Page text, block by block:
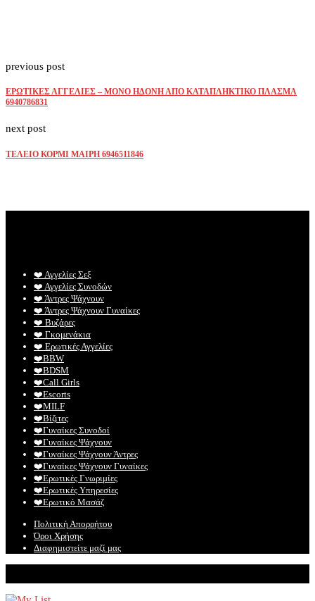
previous post
ΕΡΩΤΙΚΕΣ ΑΓΓΕΛΙΕΣ – ΜΟΝΟ ΗΔΟΝΗ ΑΠΟ ΚΑΤΑΠΛΗΚΤΙΚΟ ΠΛΑΣΜΑ
6940786831
next post
ΤΕΛΕΙΟ ΚΟΡΜΙ ΜΑΙΡΗ 6946511846
❤️️ Αγγελίες Σεξ
❤️️ Αγγελίες Συνοδών
❤️️ Άντρες Ψάχνουν
❤️️ Άντρες Ψάχνουν Γυναίκες
❤️️ Βυζάρες
❤️️ Γκομενάκια
❤️️ Ερωτικές Αγγελίες
❤️️BBW
❤️️BDSM
❤️️Call Girls
❤️️Escorts
❤️️MILF
❤️️Βίζιτες
❤️️Γυναίκες Συνοδοί
❤️️Γυναίκες Ψάχνουν
❤️️Γυναίκες Ψάχνουν Άντρες
❤️️Γυναίκες Ψάχνουν Γυναίκες
❤️️Ερωτικές Γνωριμίες
❤️️Ερωτικές Υπηρεσίες
❤️️Ερωτικό Μασάζ
Πολιτική Απορρήτου
Όροι Χρήσης
Διαφημιστείτε μαζί μας